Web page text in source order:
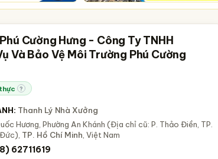
Cường Hưng - Công Ty TNHH
Và Bảo Vệ Môi Trường Phú Cường
?
Thanh Lý Nhà Xưởng
Hương, Phường An Khánh (Địa chỉ cũ: P. Thảo Điền, TP.
TP. Hồ Chí Minh , Việt Nam
62711619